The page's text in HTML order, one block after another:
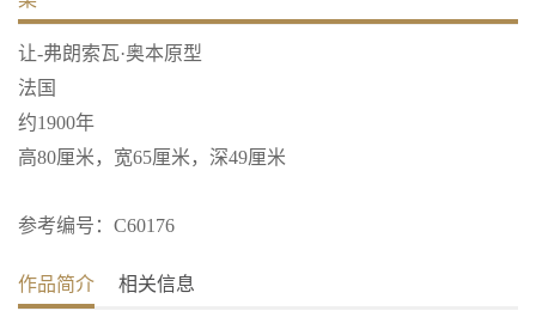
让-弗朗索瓦·奥本原型
法国
约1900年
高80厘米，宽65厘米，深49厘米
参考编号：C60176
作品简介 相关信息